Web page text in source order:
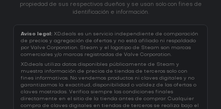
propiedad de sus respectivos dueños y se usan solo con fines de
identificación e información.
Aviso legal: XD.deals es un servicio independiente de comparación
de precios y agregación de ofertas y no está afiliado ni respaldado
por Valve Corporation. Steam y el logotipo de Steam son marcas
comerciales y/o marcas registradas de Valve Corporation.
XD.deals utiliza datos disponibles públicamente de Steam y
muestra información de precios de tiendas de terceros solo con
fines informativos. No vendemos productos ni claves digitales y no
garantizamos la exactitud, disponibilidad o validez de las ofertas o
claves mostradas. Verifica siempre las condiciones finales
directamente en el sitio de la tienda antes de comprar. Cualquier
compra de claves digitales en tiendas de terceros se realiza bajo el